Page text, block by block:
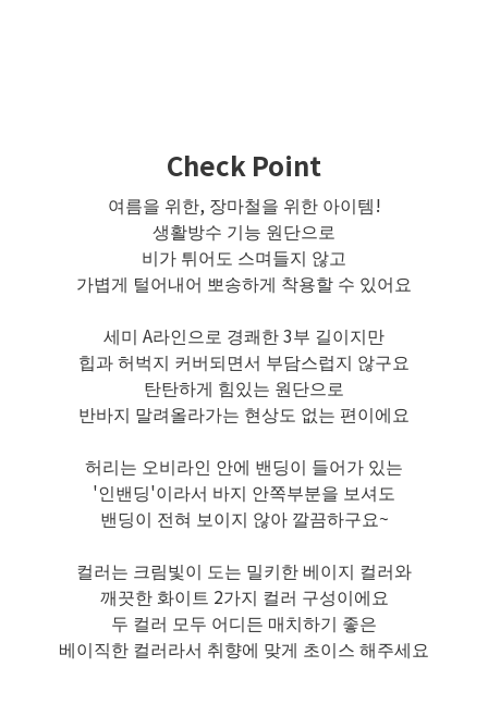
Check Point
여름을 위한, 장마철을 위한 아이템!
생활방수 기능 원단으로
비가 튀어도 스며들지 않고
가볍게 털어내어 뽀송하게 착용할 수 있어요
세미 A라인으로 경쾌한 3부 길이지만
힙과 허벅지 커버되면서 부담스럽지 않구요
탄탄하게 힘있는 원단으로
반바지 말려올라가는 현상도 없는 편이에요
허리는 오비라인 안에 밴딩이 들어가 있는
'인밴딩'이라서 바지 안쪽부분을 보셔도
밴딩이 전혀 보이지 않아 깔끔하구요~
컬러는 크림빛이 도는 밀키한 베이지 컬러와
깨끗한 화이트 2가지 컬러 구성이에요
두 컬러 모두 어디든 매치하기 좋은
베이직한 컬러라서 취향에 맞게 초이스 해주세요